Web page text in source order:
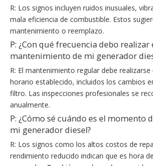
R: Los signos incluyen ruidos inusuales,
mala eficiencia de combustible. Estos
mantenimiento o reemplazo.
P: ¿Con qué frecuencia debo realizar
mantenimiento de mi generador
R: El mantenimiento regular debe
horario establecido, incluidos los cambios
filtro. Las inspecciones profesionales se
anualmente.
P: ¿Cómo sé cuándo es el momento
mi generador diesel?
R: Los signos como los altos costos de
rendimiento reducido indican que es hora